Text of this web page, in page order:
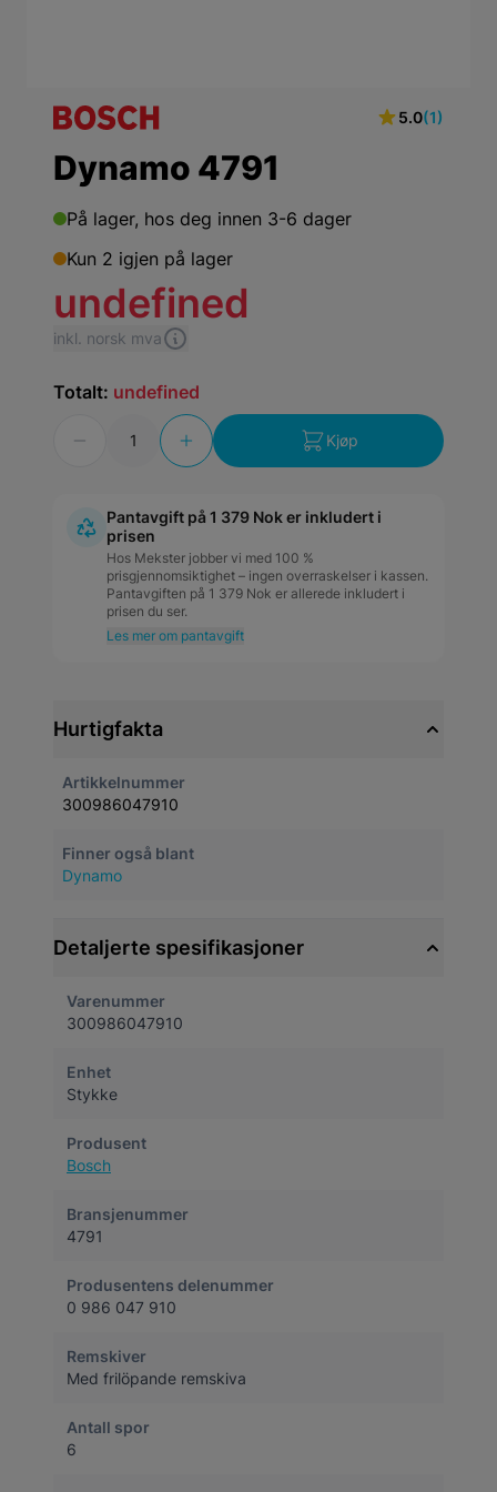
5.0(1)
Dynamo 4791
På lager, hos deg innen 3-6 dager
Kun 2 igjen på lager
Totalt: undefined
Kjøp
undefined
inkl. norsk mva
Pantavgift på 1 379 Nok er inkludert i
prisen
Hos Mekster jobber vi med 100 %
prisgjennomsiktighet – ingen overraskelser i kassen.
Pantavgiften på 1 379 Nok er allerede inkludert i
prisen du ser.
Les mer om pantavgift
Hurtigfakta
Artikkelnummer
300986047910
Finner også blant
Dynamo
Detaljerte spesifikasjoner
Varenummer
300986047910
Enhet
Stykke
Produsent
Bosch
Bransjenummer
4791
Produsentens delenummer
0 986 047 910
Remskiver
Med frilöpande remskiva
Antall spor
6